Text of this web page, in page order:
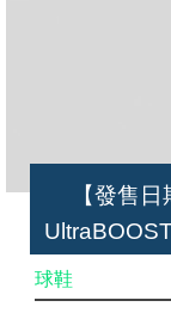
【發售
球鞋